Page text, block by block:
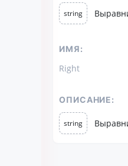
string
ИМЯ:
Right
ОПИСАНИЕ:
string